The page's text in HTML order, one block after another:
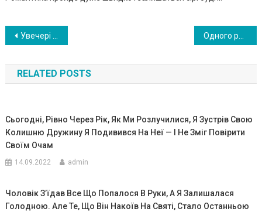
Навигация
по
записям
Увечері в будинок вчительки прийшла жінка. Дивна, пошарпана, вона заявила з порогу: — А ще одну дитину вам не треба? Трирічного?
RELATED POSTS
Сьогодні, Рівно Через Рік, Як Ми Розлучилися, Я Зустрів Свою
Колишню Дружину Я Подивився На Неї — І Не Зміг Повірити
Своїм Очам
14.09.2022 admin
Чоловік З’їдав Все Що Попалося В Руки, А Я Залишалася
Голодною. Але Те, Що Він Накоїв На Святі, Стало Останньою